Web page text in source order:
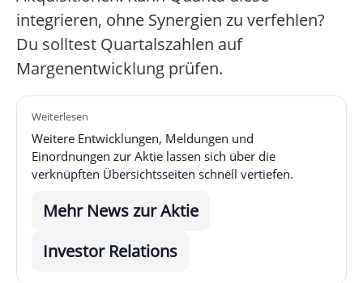
integrieren, ohne Synergien zu verfehlen?
Du solltest Quartalszahlen auf
Margenentwicklung prüfen.
Weiterlesen
Weitere Entwicklungen, Meldungen und
Einordnungen zur Aktie lassen sich über die
verknüpften Übersichtsseiten schnell vertiefen.
Mehr News zur Aktie
Investor Relations